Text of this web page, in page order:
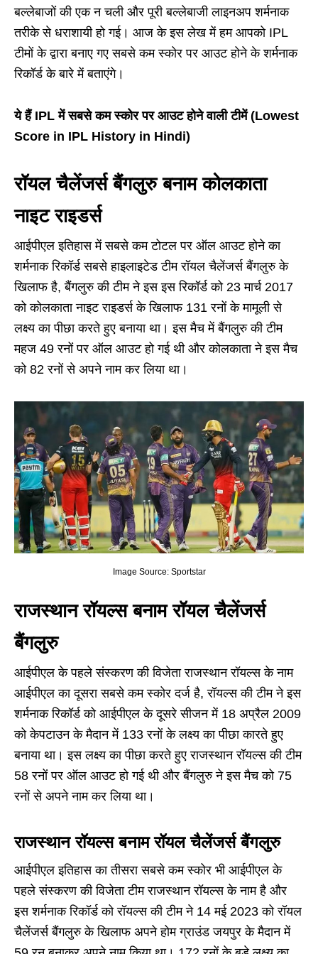
बल्लेबाजों की एक न चली और पूरी बल्लेबाजी लाइनअप शर्मनाक
तरीके से धराशायी हो गई। आज के इस लेख में हम आपको IPL
टीमों के द्वारा बनाए गए सबसे कम स्कोर पर आउट होने के शर्मनाक
रिकॉर्ड के बारे में बताएंगे।
ये हैं IPL में सबसे कम स्कोर पर आउट होने वाली टीमें (Lowest
Score in IPL History in Hindi)
रॉयल चैलेंजर्स बैंगलुरु बनाम कोलकाता
नाइट राइडर्स
आईपीएल इतिहास में सबसे कम टोटल पर ऑल आउट होने का
शर्मनाक रिकॉर्ड सबसे हाइलाइटेड टीम रॉयल चैलेंजर्स बैंगलुरु के
खिलाफ है, बैंगलुरु की टीम ने इस इस रिकॉर्ड को 23 मार्च 2017
को कोलकाता नाइट राइडर्स के खिलाफ 131 रनों के मामूली से
लक्ष्य का पीछा करते हुए बनाया था। इस मैच में बैंगलुरु की टीम
महज 49 रनों पर ऑल आउट हो गई थी और कोलकाता ने इस मैच
को 82 रनों से अपने नाम कर लिया था।
Image Source: Sportstar
राजस्थान रॉयल्स बनाम रॉयल चैलेंजर्स
बैंगलुरु
आईपीएल के पहले संस्करण की विजेता राजस्थान रॉयल्स के नाम
आईपीएल का दूसरा सबसे कम स्कोर दर्ज है, रॉयल्स की टीम ने इस
शर्मनाक रिकॉर्ड को आईपीएल के दूसरे सीजन में 18 अप्रैल 2009
को केपटाउन के मैदान में 133 रनों के लक्ष्य का पीछा कारते हुए
बनाया था। इस लक्ष्य का पीछा करते हुए राजस्थान रॉयल्स की टीम
58 रनों पर ऑल आउट हो गई थी और बैंगलुरु ने इस मैच को 75
रनों से अपने नाम कर लिया था।
राजस्थान रॉयल्स बनाम रॉयल चैलेंजर्स बैंगलुरु
आईपीएल इतिहास का तीसरा सबसे कम स्कोर भी आईपीएल के
पहले संस्करण की विजेता टीम राजस्थान रॉयल्स के नाम है और
इस शर्मनाक रिकॉर्ड को रॉयल्स की टीम ने 14 मई 2023 को रॉयल
चैलेंजर्स बैंगलुरु के खिलाफ अपने होम ग्राउंड जयपुर के मैदान में